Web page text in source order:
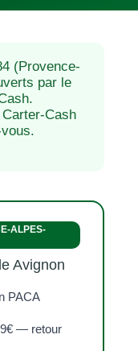
(Provence-
par le
Cash
ALPES-
Avignon
PACA
— retour